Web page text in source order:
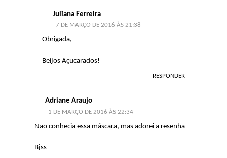
Juliana Ferreira
7 DE MARÇO DE 2016 ÀS 21:38
Obrigada,
Beijos Açucarados!
RESPONDER
Adriane Araujo
1 DE MARÇO DE 2016 ÀS 22:34
Não conhecia essa máscara, mas adorei a resenha
Bjss